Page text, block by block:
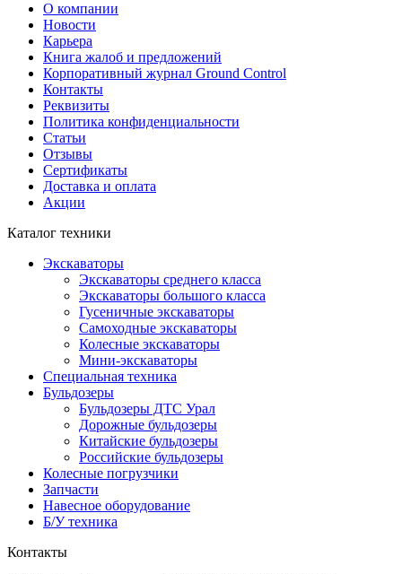
О компании
Новости
Карьера
Книга жалоб и предложений
Корпоративный журнал Ground Control
Контакты
Реквизиты
Политика конфиденциальности
Статьи
Отзывы
Сертификаты
Доставка и оплата
Акции
Каталог техники
Экскаваторы
Экскаваторы среднего класса
Экскаваторы большого класса
Гусеничные экскаваторы
Самоходные экскаваторы
Колесные экскаваторы
Мини-экскаваторы
Специальная техника
Бульдозеры
Бульдозеры ДТС Урал
Дорожные бульдозеры
Китайские бульдозеры
Российские бульдозеры
Колесные погрузчики
Запчасти
Навесное оборудование
Б/У техника
Контакты